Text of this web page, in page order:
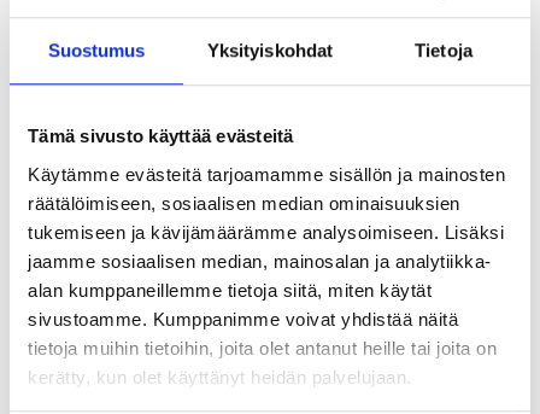
Suostumus Yksityiskohdat Tietoja
Tämä sivusto käyttää evästeitä
Käytämme evästeitä tarjoamamme sisällön ja mainosten
räätälöimiseen, sosiaalisen median ominaisuuksien
tukemiseen ja kävijämäärämme analysoimiseen. Lisäksi
jaamme sosiaalisen median, mainosalan ja analytiikka-
alan kumppaneillemme tietoja siitä, miten käytät
sivustoamme. Kumppanimme voivat yhdistää näitä
tietoja muihin tietoihin, joita olet antanut heille tai joita on
kerätty, kun olet käyttänyt heidän palvelujaan.
1-PAKKAUS KOKOFROTEISET
VILLASUKAT
150,00kr
Ihana ja lämmin villasukka. Froteinen varsi ja jalka.
Normaali pituinen ribbineulottu varsi. 80%